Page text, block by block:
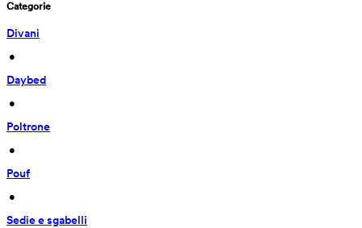
Categorie
Divani
•
Daybed
•
Poltrone
•
Pouf
•
Sedie e sgabelli